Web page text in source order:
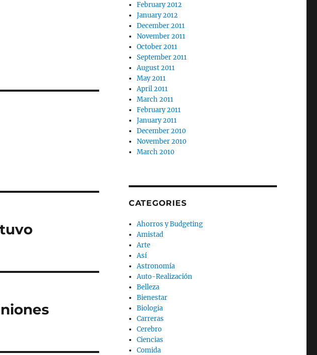
February 2012
January 2012
December 2011
November 2011
October 2011
September 2011
August 2011
May 2011
April 2011
March 2011
February 2011
January 2011
December 2010
November 2010
March 2010
CATEGORIES
Ahorros y Budgeting
Amistad
Arte
Así
Astronomía
Auto-Realización
Belleza
Bienestar
Biologia
Carreras
Cerebro
Ciencias
Comida